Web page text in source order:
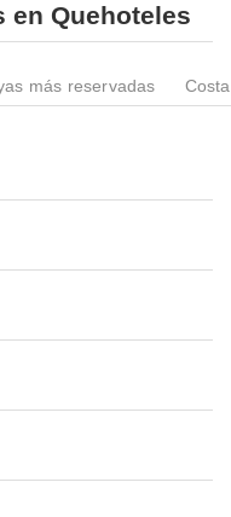
en Quehoteles
más reservadas